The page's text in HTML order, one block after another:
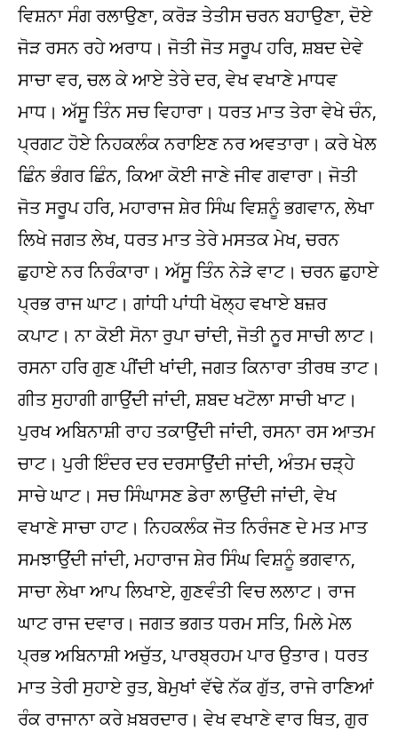
ਵਿਸ਼ਨਾ ਸੰਗ ਰਲਾਉਣਾ, ਕਰੋੜ ਤੇਤੀਸ ਚਰਨ ਬਹਾਉਣਾ, ਦੋਏ
ਜੋੜ ਰਸਨ ਰਹੇ ਅਰਾਧ। ਜੋਤੀ ਜੋਤ ਸਰੂਪ ਹਰਿ, ਸ਼ਬਦ ਦੇਵੇ
ਸਾਚਾ ਵਰ, ਚਲ ਕੇ ਆਏ ਤੇਰੇ ਦਰ, ਵੇਖ ਵਖਾਣੇ ਮਾਧਵ
ਮਾਧ। ਅੱਸੂ ਤਿੰਨ ਸਚ ਵਿਹਾਰਾ। ਧਰਤ ਮਾਤ ਤੇਰਾ ਵੇਖੇ ਚੰਨ,
ਪ੍ਰਗਟ ਹੋਏ ਨਿਹਕਲੰਕ ਨਰਾਇਣ ਨਰ ਅਵਤਾਰਾ। ਕਰੇ ਖੇਲ
ਛਿੰਨ ਭੰਗਰ ਛਿੰਨ, ਕਿਆ ਕੋਈ ਜਾਣੇ ਜੀਵ ਗਵਾਰਾ। ਜੋਤੀ
ਜੋਤ ਸਰੂਪ ਹਰਿ, ਮਹਾਰਾਜ ਸ਼ੇਰ ਸਿੰਘ ਵਿਸ਼ਨੂੰ ਭਗਵਾਨ, ਲੇਖਾ
ਲਿਖੇ ਜਗਤ ਲੇਖ, ਧਰਤ ਮਾਤ ਤੇਰੇ ਮਸਤਕ ਮੇਖ, ਚਰਨ
ਛੁਹਾਏ ਨਰ ਨਿਰੰਕਾਰਾ। ਅੱਸੂ ਤਿੰਨ ਨੇੜੇ ਵਾਟ। ਚਰਨ ਛੁਹਾਏ
ਪ੍ਰਭ ਰਾਜ ਘਾਟ। ਗਾਂਧੀ ਪਾਂਧੀ ਖੋਲ੍ਹ ਵਖਾਏ ਬਜ਼ਰ
ਕਪਾਟ। ਨਾ ਕੋਈ ਸੋਨਾ ਰੁਪਾ ਚਾਂਦੀ, ਜੋਤੀ ਨੂਰ ਸਾਚੀ ਲਾਟ।
ਰਸਨਾ ਹਰਿ ਗੁਣ ਪੀਂਦੀ ਖਾਂਦੀ, ਜਗਤ ਕਿਨਾਰਾ ਤੀਰਥ ਤਾਟ।
ਗੀਤ ਸੁਹਾਗੀ ਗਾਉਂਦੀ ਜਾਂਦੀ, ਸ਼ਬਦ ਖਟੋਲਾ ਸਾਚੀ ਖਾਟ।
ਪੁਰਖ ਅਬਿਨਾਸ਼ੀ ਰਾਹ ਤਕਾਉਂਦੀ ਜਾਂਦੀ, ਰਸਨਾ ਰਸ ਆਤਮ
ਚਾਟ। ਪੁਰੀ ਇੰਦਰ ਦਰ ਦਰਸਾਉਂਦੀ ਜਾਂਦੀ, ਅੰਤਮ ਚੜ੍ਹੇ
ਸਾਚੇ ਘਾਟ। ਸਚ ਸਿੰਘਾਸਣ ਡੇਰਾ ਲਾਉਂਦੀ ਜਾਂਦੀ, ਵੇਖ
ਵਖਾਣੇ ਸਾਚਾ ਹਾਟ। ਨਿਹਕਲੰਕ ਜੋਤ ਨਿਰੰਜਣ ਦੇ ਮਤ ਮਾਤ
ਸਮਝਾਉਂਦੀ ਜਾਂਦੀ, ਮਹਾਰਾਜ ਸ਼ੇਰ ਸਿੰਘ ਵਿਸ਼ਨੂੰ ਭਗਵਾਨ,
ਸਾਚਾ ਲੇਖਾ ਆਪ ਲਿਖਾਏ, ਗੁਣਵੰਤੀ ਵਿਚ ਲਲਾਟ। ਰਾਜ
ਘਾਟ ਰਾਜ ਦਵਾਰ। ਜਗਤ ਭਗਤ ਧਰਮ ਸਤਿ, ਮਿਲੇ ਮੇਲ
ਪ੍ਰਭ ਅਬਿਨਾਸ਼ੀ ਅਚੁੱਤ, ਪਾਰਬ੍ਰਹਮ ਪਾਰ ਉਤਾਰ। ਧਰਤ
ਮਾਤ ਤੇਰੀ ਸੁਹਾਏ ਰੁਤ, ਬੇਮੁਖਾਂ ਵੱਢੇ ਨੱਕ ਗੁੱਤ, ਰਾਜੇ ਰਾਣਿਆਂ
ਰੰਕ ਰਾਜਾਨਾ ਕਰੇ ਖ਼ਬਰਦਾਰ। ਵੇਖ ਵਖਾਣੇ ਵਾਰ ਥਿਤ, ਗੁਰ